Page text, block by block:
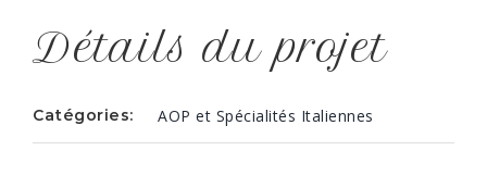
Détails du projet
Catégories: AOP et Spécialités Italiennes